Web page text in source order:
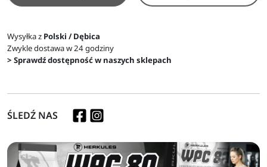
Wysyłka z Polski / Dębica
Zwykle dostawa w 24 godziny
> Sprawdź dostępność w naszych sklepach
ŚLEDŹ NAS